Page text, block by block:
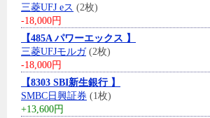
三菱UFJ eス (2枚)
-18,000円
【485A パワーエックス 】
三菱UFJモルガ(2枚)
-18,000円
【8303 SBI新生銀行 】
SMBC日興証券 (1枚)
+13,600円